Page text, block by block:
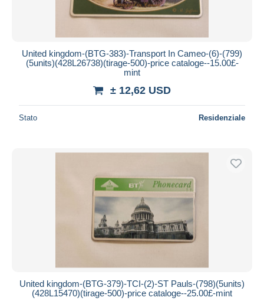
United kingdom-(BTG-383)-Transport In Cameo-(6)-(799)
(5units)(428L26738)(tirage-500)-price cataloge--15.00£-
mint
± 12,62 USD
Stato Residenziale
United kingdom-(BTG-379)-TCI-(2)-ST Pauls-(798)(5units)
(428L15470)(tirage-500)-price cataloge--25.00£-mint